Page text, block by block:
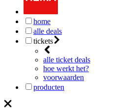
home
alle deals
tickets
alle ticket deals
hoe werkt het?
voorwaarden
producten